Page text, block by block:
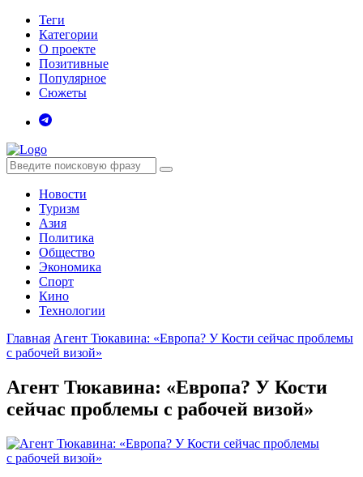
Теги
Категории
О проекте
Позитивные
Популярное
Сюжеты
Новости
Туризм
Азия
Политика
Общество
Экономика
Спорт
Кино
Технологии
Главная Агент Тюкавина: «Европа? У Кости сейчас проблемы
с рабочей визой»
Агент Тюкавина: «Европа? У Кости
сейчас проблемы с рабочей визой»